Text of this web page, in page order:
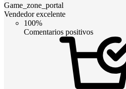
Game_zone_portal
Vendedor excelente
100%
Comentarios positivos